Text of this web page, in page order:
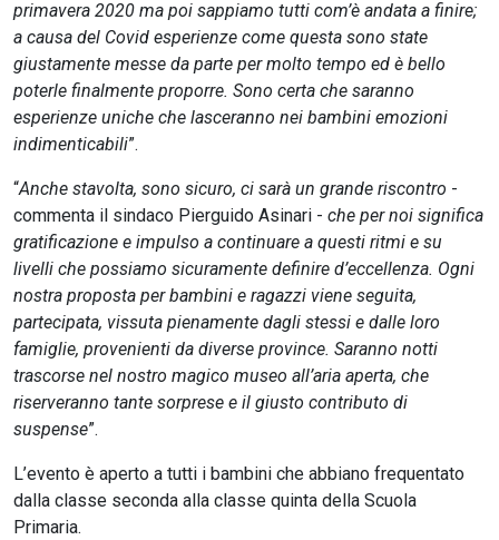
primavera 2020 ma poi sappiamo tutti com’è andata a finire;
a causa del Covid esperienze come questa sono state
giustamente messe da parte per molto tempo ed è bello
poterle finalmente proporre. Sono certa che saranno
esperienze uniche che lasceranno nei bambini emozioni
indimenticabili”.
“Anche stavolta, sono sicuro, ci sarà un grande riscontro -
commenta il sindaco Pierguido Asinari - che per noi significa
gratificazione e impulso a continuare a questi ritmi e su
livelli che possiamo sicuramente definire d’eccellenza. Ogni
nostra proposta per bambini e ragazzi viene seguita,
partecipata, vissuta pienamente dagli stessi e dalle loro
famiglie, provenienti da diverse province. Saranno notti
trascorse nel nostro magico museo all’aria aperta, che
riserveranno tante sorprese e il giusto contributo di
suspense”.
L’evento è aperto a tutti i bambini che abbiano frequentato
dalla classe seconda alla classe quinta della Scuola
Primaria.